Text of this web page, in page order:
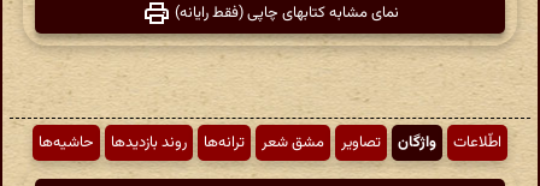
نمای مشابه کتابهای چاپی (فقط رایانه)
اطّلاعات واژگان تصاویر مشق شعر ترانه‌ها روند بازدیدها حاشیه‌ها